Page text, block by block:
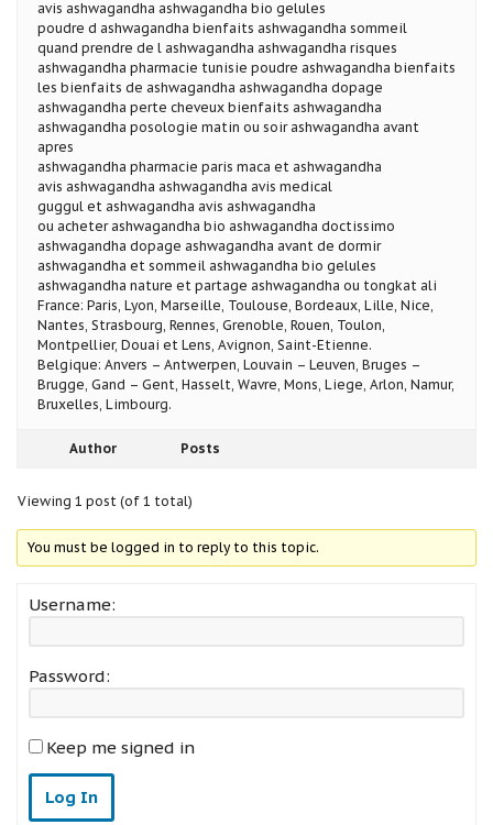
avis ashwagandha ashwagandha bio gelules
poudre d ashwagandha bienfaits ashwagandha sommeil
quand prendre de l ashwagandha ashwagandha risques
ashwagandha pharmacie tunisie poudre ashwagandha bienfaits
les bienfaits de ashwagandha ashwagandha dopage
ashwagandha perte cheveux bienfaits ashwagandha
ashwagandha posologie matin ou soir ashwagandha avant
apres
ashwagandha pharmacie paris maca et ashwagandha
avis ashwagandha ashwagandha avis medical
guggul et ashwagandha avis ashwagandha
ou acheter ashwagandha bio ashwagandha doctissimo
ashwagandha dopage ashwagandha avant de dormir
ashwagandha et sommeil ashwagandha bio gelules
ashwagandha nature et partage ashwagandha ou tongkat ali
France: Paris, Lyon, Marseille, Toulouse, Bordeaux, Lille, Nice,
Nantes, Strasbourg, Rennes, Grenoble, Rouen, Toulon,
Montpellier, Douai et Lens, Avignon, Saint-Etienne.
Belgique: Anvers – Antwerpen, Louvain – Leuven, Bruges –
Brugge, Gand – Gent, Hasselt, Wavre, Mons, Liege, Arlon, Namur,
Bruxelles, Limbourg.
Author Posts
Viewing 1 post (of 1 total)
You must be logged in to reply to this topic.
Username:
Password:
Keep me signed in
Log In